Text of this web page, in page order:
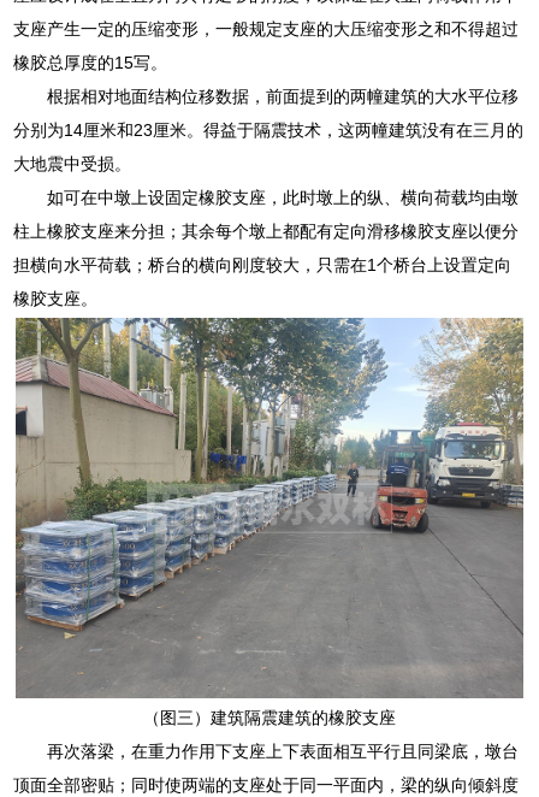
支座产生一定的压缩变形，一般规定支座的大压缩变形之和不得超过
橡胶总厚度的15写。
根据相对地面结构位移数据，前面提到的两幢建筑的大水平位移
分别为14厘米和23厘米。得益于隔震技术，这两幢建筑没有在三月的
大地震中受损。
如可在中墩上设固定橡胶支座，此时墩上的纵、横向荷载均由墩
柱上橡胶支座来分担；其余每个墩上都配有定向滑移橡胶支座以便分
担横向水平荷载；桥台的横向刚度较大，只需在1个桥台上设置定向
橡胶支座。
（图三）建筑隔震建筑的橡胶支座
再次落梁，在重力作用下支座上下表面相互平行且同梁底，墩台
顶面全部密贴；同时使两端的支座处于同一平面内，梁的纵向倾斜度